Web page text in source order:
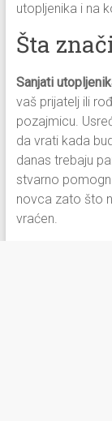
utopljenika i na
Šta
Sanjati
vaš prijatelj ili
pozajmicu.
da vrati kada
danas trebaju
stvarno
novca zato što
vraćen.